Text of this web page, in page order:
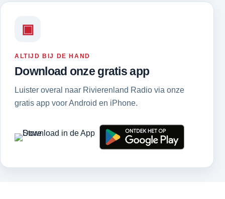
▣
ALTIJD BIJ DE HAND
Download onze gratis app
Luister overal naar Rivierenland Radio via onze
gratis app voor Android en iPhone.